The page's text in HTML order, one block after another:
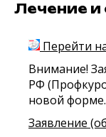
Лечение и
Перейти
Внимание!
РФ
новой
Заявление